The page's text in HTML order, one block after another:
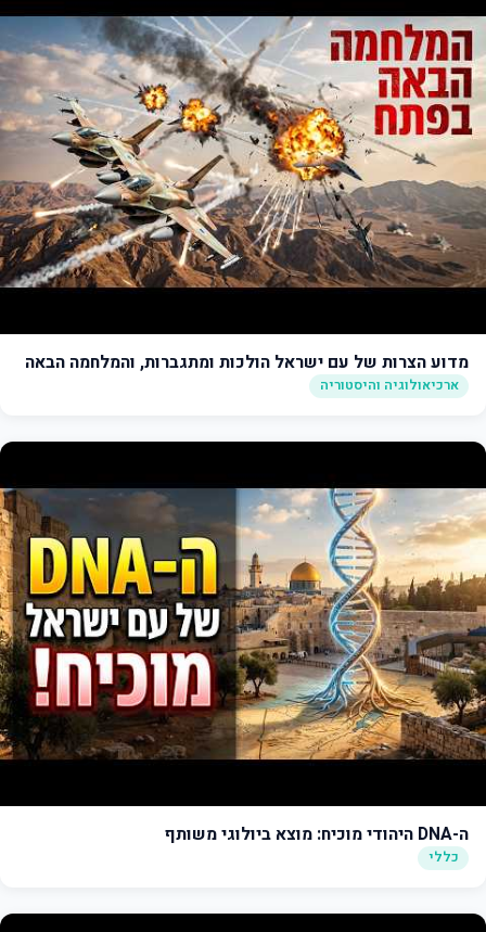
מדוע הצרות של עם ישראל הולכות ומתגברות, והמלחמה הבאה
ארכיאולוגיה והיסטוריה
ה-DNA היהודי מוכיח: מוצא ביולוגי משותף
כללי